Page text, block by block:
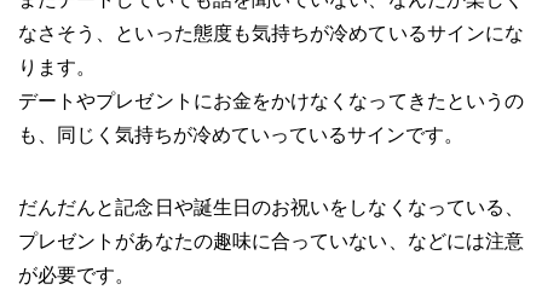
なさそう、といった態度も気持ちが冷めているサインにな
ります。
デートやプレゼントにお金をかけなくなってきたというの
も、同じく気持ちが冷めていっているサインです。
だんだんと記念日や誕生日のお祝いをしなくなっている、
プレゼントがあなたの趣味に合っていない、などには注意
が必要です。